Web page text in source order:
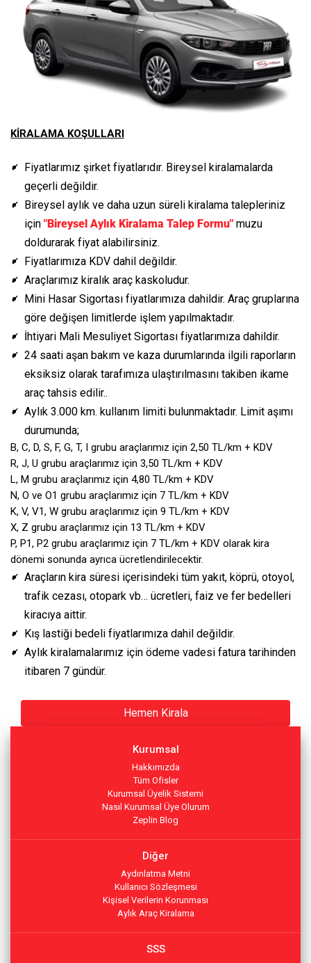
KİRALAMA KOŞULLARI
Fiyatlarımız şirket fiyatlarıdır. Bireysel kiralamalarda
geçerli değildir.
Bireysel aylık ve daha uzun süreli kiralama talepleriniz
için "Bireysel Aylık Kiralama Talep Formu" muzu
doldurarak fiyat alabilirsiniz.
Fiyatlarımıza KDV dahil değildir.
Araçlarımız kiralık araç kaskoludur.
Mini Hasar Sigortası fiyatlarımıza dahildir. Araç gruplarına
göre değişen limitlerde işlem yapılmaktadır.
İhtiyari Mali Mesuliyet Sigortası fiyatlarımıza dahildir.
24 saati aşan bakım ve kaza durumlarında ilgili raporların
eksiksiz olarak tarafımıza ulaştırılmasını takiben ikame
araç tahsis edilir..
Aylık 3.000 km. kullanım limiti bulunmaktadır. Limit aşımı
durumunda;
B, C, D, S, F, G, T, I grubu araçlarımız için 2,50 TL/km + KDV
R, J, U grubu araçlarımız için 3,50 TL/km + KDV
L, M grubu araçlarımız için 4,80 TL/km + KDV
N, O ve O1 grubu araçlarımız için 7 TL/km + KDV
K, V, V1, W grubu araçlarımız için 9 TL/km + KDV
X, Z grubu araçlarımız için 13 TL/km + KDV
P, P1, P2 grubu araçlarımız için 7 TL/km + KDV olarak kira
dönemi sonunda ayrıca ücretlendirilecektir.
Araçların kira süresi içerisindeki tüm yakıt, köprü, otoyol,
trafik cezası, otopark vb… ücretleri, faiz ve fer bedelleri
kiracıya aittir.
Kış lastiği bedeli fiyatlarımıza dahil değildir.
Aylık kiralamalarımız için ödeme vadesi fatura tarihinden
itibaren 7 gündür.
Hemen Kirala
Kurumsal
Hakkımızda
Tüm Ofisler
Kurumsal Üyelik Sistemi
Nasıl Kurumsal Üye Olurum
Zeplin Blog
Diğer
Aydınlatma Metni
Kullanıcı Sözleşmesi
Kişisel Verilerin Korunması
Aylık Araç Kiralama
SSS